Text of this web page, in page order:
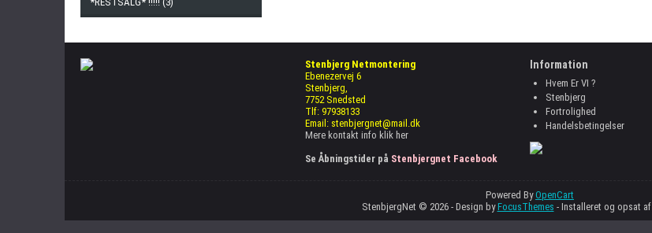
Stenbjerg Netmontering
Ebenezervej 6
Stenbjerg,
7752 Snedsted
Tlf: 97938133
Email: stenbjergnet@mail.dk
Mere kontakt info klik her
Se Åbningstider på Stenbjergnet Facebook
Information
Hvem Er VI ?
Stenbjerg
Fortrolighed
Handelsbetingelser
Powered ByOpenCart
StenbjergNet © 2026 - Design byFocusThemes - Installeret og opsat af